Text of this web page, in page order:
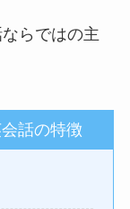
らではの主
話の特徴